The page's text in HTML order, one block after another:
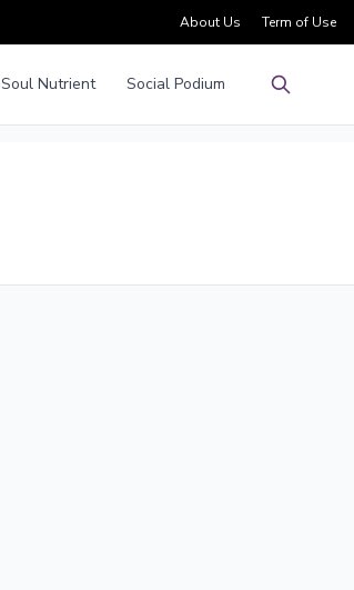
About Us Term of Use
Soul Nutrient
Social Podium